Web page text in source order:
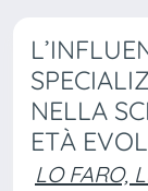
NELLA
ETÀ
LO FARO,